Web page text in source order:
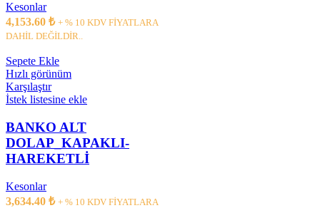
Kesonlar
4,153.60 ₺ + % 10 KDV FİYATLARA
DAHİL DEĞİLDİR..
Sepete Ekle
Hızlı görünüm
Karşılaştır
İstek listesine ekle
BANKO ALT
DOLAP_KAPAKLI-
HAREKETLİ
Kesonlar
3,634.40 ₺ + % 10 KDV FİYATLARA